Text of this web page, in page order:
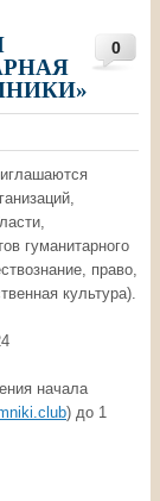
0
гуманитарного
право,
культура).
начала
) до 1